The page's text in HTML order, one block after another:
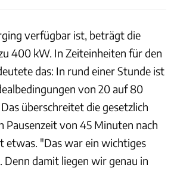
verfügbar ist, beträgt die
400 kW. In Zeiteinheiten für den
das: In rund einer Stunde ist
von 20 auf 80
überschreitet die gesetzlich
Pausenzeit von 45 Minuten nach
etwas. "Das war ein wichtiges
damit liegen wir genau in